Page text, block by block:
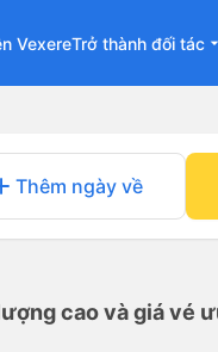
VexereTrở thành đối tác arrow_drop_down
Thêm ngày về
cao và giá vé